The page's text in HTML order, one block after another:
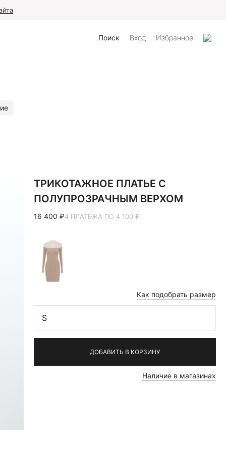
Поиск Вход Избранное
ТРИКОТАЖНОЕ ПЛАТЬЕ С
ПОЛУПРОЗРАЧНЫМ ВЕРХОМ
16 400 ₽4 ПЛАТЕЖА ПО 4 100 ₽
Как подобрать размер
S
ДОБАВИТЬ В КОРЗИНУ
Наличие в магазинах